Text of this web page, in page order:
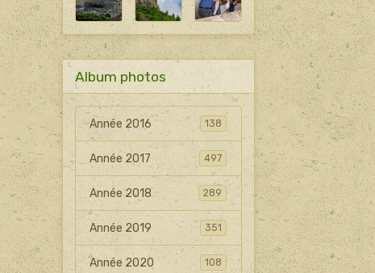
Album photos
Année 2016 138
Année 2017 497
Année 2018 289
Année 2019 351
Année 2020 108